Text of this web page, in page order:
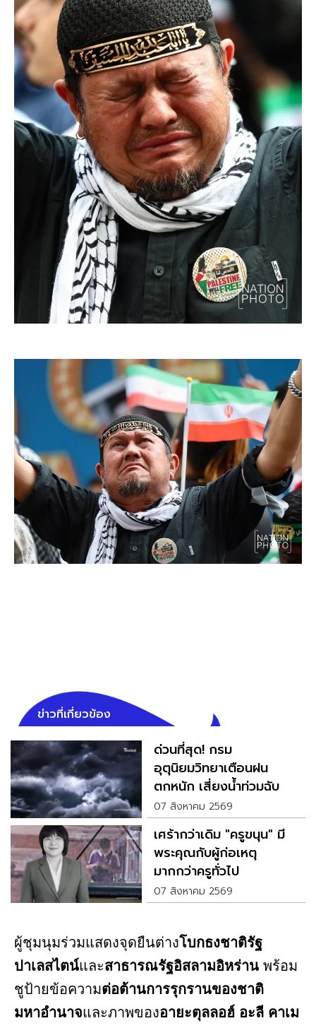
ข่าวที่เกี่ยวข้อง
ด่วนที่สุด! กรม
อุตุนิยมวิทยาเตือนฝน
ตกหนัก เสี่ยงน้ำท่วมฉับ
พลัน
07 สิงหาคม 2569
เศร้ากว่าเดิม "ครูขนุน" มี
พระคุณกับผู้ก่อเหตุ
มากกว่าครูทั่วไป
07 สิงหาคม 2569
ผู้ชุมนุมร่วมแสดงจุดยืนต่างโบกธงชาติรัฐ
ปาเลสไตน์และสาธารณรัฐอิสลามอิหร่าน พร้อม
ชูป้ายข้อความต่อต้านการรุกรานของชาติ
มหาอำนาจและภาพของอายะตุลลอฮ์ อะลี คาเม